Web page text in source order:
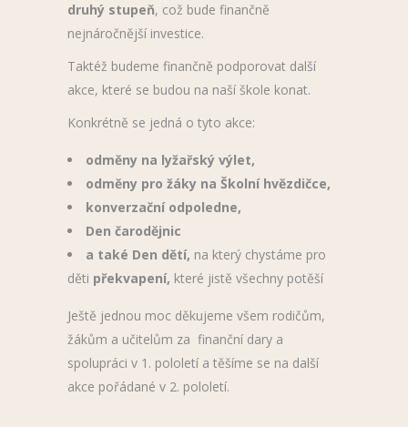
druhý stupeň, což bude finančně
nejnáročnější investice.
Taktéž budeme finančně podporovat další
akce, které se budou na naší škole konat.
Konkrétně se jedná o tyto akce:
odměny na lyžařský výlet,
odměny pro žáky na Školní hvězdičce,
konverzační odpoledne,
Den čarodějnic
a také Den dětí, na který chystáme pro
děti překvapení, které jistě všechny potěší
Ještě jednou moc děkujeme všem rodičům,
žákům a učitelům za finanční dary a
spolupráci v 1. pololetí a těšíme se na další
akce pořádané v 2. pololetí.